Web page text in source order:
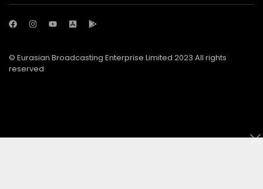
© Eurasian Broadcasting Enterprise Limited 2023 All rights
reserved